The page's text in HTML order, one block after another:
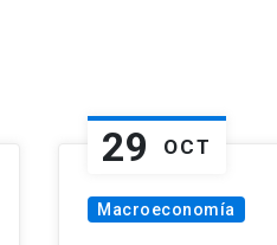
29 OCT
Macroeconomía